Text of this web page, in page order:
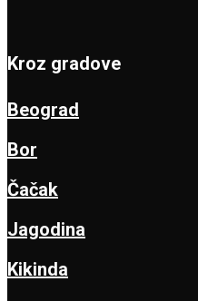
Kroz gradove
Beograd
Bor
Čačak
Jagodina
Kikinda